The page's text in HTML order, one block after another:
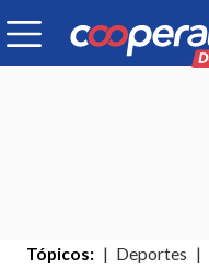
Tópicos: Deportes